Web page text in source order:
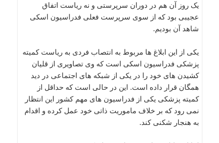
یک روز آن هم در دوران سرپرستی و نه ریاست اتفاق
عجیبی بود که از سوی سرپرست فعلی فدراسیون اسکی
شاهد آن بودیم.
یکی از این ابلاغ ها مربوط به انتصاب فردی به ریاست کمیته
پزشکی فدراسیون اسکی است که وی تصاویری از قلیان
کشیدن های خود را در یکی از شبکه های اجتماعی در دید
همگان قرار داده است. این در حالی است که حداقل از
کمیته پزشکی یکی از فدراسیون های مهم کشور این انتظار
نمی رود که بر خلاف ماموریت ذاتی خود عمل کرده و اقدام
به هنجار شکنی کند.